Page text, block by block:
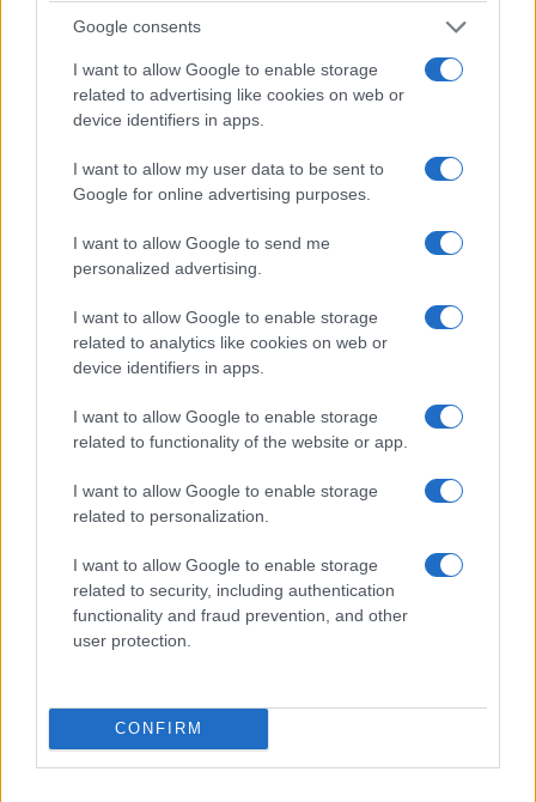
Google consents
I want to allow Google to enable storage
related to advertising like cookies on web or
device identifiers in apps.
I want to allow my user data to be sent to
Google for online advertising purposes.
I want to allow Google to send me
personalized advertising.
I want to allow Google to enable storage
related to analytics like cookies on web or
device identifiers in apps.
I want to allow Google to enable storage
related to functionality of the website or app.
I want to allow Google to enable storage
related to personalization.
I want to allow Google to enable storage
related to security, including authentication
functionality and fraud prevention, and other
user protection.
CONFIRM
ΟΙΚΟΝΟΜΙΑ
e-ΕΦΚΑ: Εκτός λειτουργίας για μία εβδομάδα οι
ηλεκτρονικές υπηρεσίες του ΚΕΑΟ – Τι πρέπει να
28/07/2026 - 8:36πμ
ΟΙΚΟΝΟΜΙΑ
Αύγουστο – Πόσο μειώνεται ένα γέμισμα
26/07/2026 - 10:57πμ